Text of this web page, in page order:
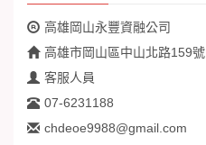
高雄岡山永豐資融公司
高雄市岡山區中山北路159號
客服人員
07-6231188
chdeoe9988@gmail.com